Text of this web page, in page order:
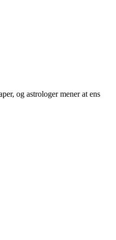
og astrologer mener at ens